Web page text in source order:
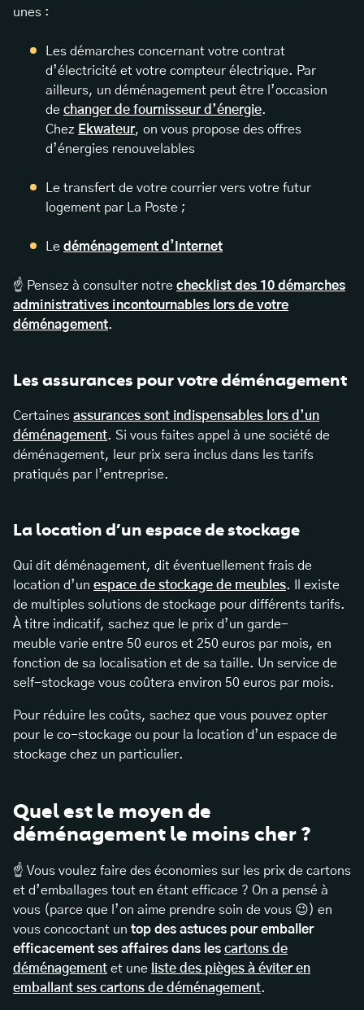
unes :
Les démarches concernant votre contrat
d’électricité et votre compteur électrique. Par
ailleurs, un déménagement peut être l’occasion
de changer de fournisseur d’énergie.
Chez Ekwateur, on vous propose des offres
d’énergies renouvelables
Le transfert de votre courrier vers votre futur
logement par La Poste ;
Le déménagement d’Internet
☝️ Pensez à consulter notre checklist des 10 démarches
administratives incontournables lors de votre
déménagement.
Les assurances pour votre déménagement
Certaines assurances sont indispensables lors d’un
déménagement. Si vous faites appel à une société de
déménagement, leur prix sera inclus dans les tarifs
pratiqués par l’entreprise.
La location d’un espace de stockage
Qui dit déménagement, dit éventuellement frais de
location d’un espace de stockage de meubles. Il existe
de multiples solutions de stockage pour différents tarifs.
À titre indicatif, sachez que le prix d’un garde-
meuble varie entre 50 euros et 250 euros par mois, en
fonction de sa localisation et de sa taille. Un service de
self-stockage vous coûtera environ 50 euros par mois.
Pour réduire les coûts, sachez que vous pouvez opter
pour le co-stockage ou pour la location d’un espace de
stockage chez un particulier.
Quel est le moyen de
déménagement le moins cher ?
☝️ Vous voulez faire des économies sur les prix de cartons
et d’emballages tout en étant efficace ? On a pensé à
vous (parce que l’on aime prendre soin de vous 😉) en
vous concoctant un top des astuces pour emballer
efficacement ses affaires dans les cartons de
déménagement et une liste des pièges à éviter en
emballant ses cartons de déménagement.